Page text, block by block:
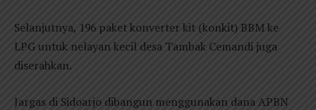
Selanjutnya, 196 paket konverter kit (konkit) BBM ke
LPG untuk nelayan kecil desa Tambak Cemandi juga
diserahkan.
Jargas di Sidoarjo dibangun menggunakan dana APBN